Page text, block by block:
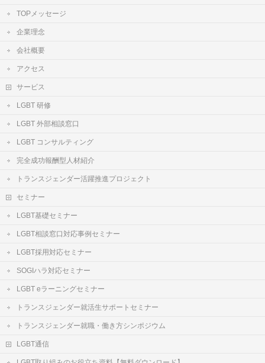
TOPメッセージ
企業理念
会社概要
アクセス
サービス
LGBT 研修
LGBT 外部相談窓口
LGBT コンサルティング
完全成功報酬型人材紹介
トランスジェンダー活躍推進プロジェクト
セミナー
LGBT基礎セミナー
LGBT相談窓口対応事例セミナー
LGBT採用対応セミナー
SOGIハラ対応セミナー
LGBT eラーニングセミナー
トランスジェンダー就活生サポートセミナー
トランスジェンダー就職・働き方シンポジウム
LGBT通信